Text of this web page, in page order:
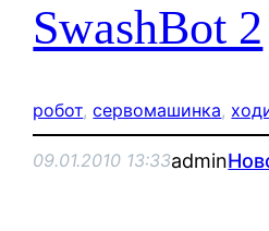
SwashBot 2
робот, сервомашинка,
09.01.2010 13:33admin